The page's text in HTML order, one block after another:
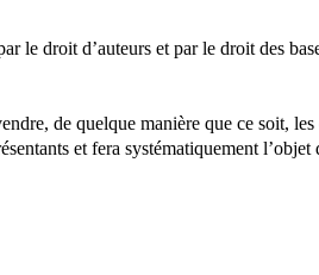
le droit d’auteurs et par le droit des
de quelque manière que ce soit,
et fera systématiquement l’objet